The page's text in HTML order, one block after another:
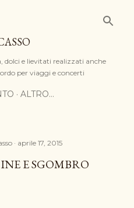
dolci e lievitati realizzati anche
per viaggi e concerti
ALTRO…
aprile 17, 2015
E SGOMBRO